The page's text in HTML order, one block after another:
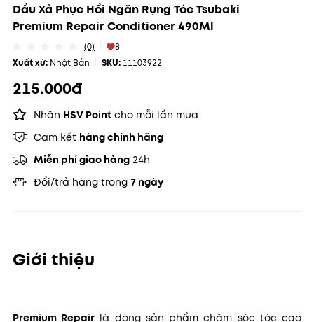
Dầu Xả Phục Hồi Ngăn Rụng Tóc Tsubaki
Premium Repair Conditioner 490Ml
(0)
8
Xuất xứ: Nhật Bản SKU: 11103922
215.000đ
Nhận HSV Pointcho mỗi lần mua
Cam kết hàng chính hãng
Miễn phí giao hàng24h
Đổi/trả hàng trong 7 ngày
Giới thiệu
Premium Repair là dòng sản phẩm chăm sóc tóc cao